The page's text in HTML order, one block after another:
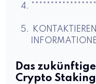
Das
Crypto Staking